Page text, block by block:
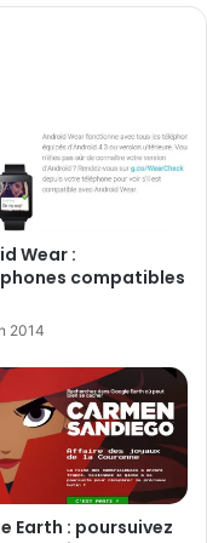
Wear :
compatibles
2014
Earth : poursuivez